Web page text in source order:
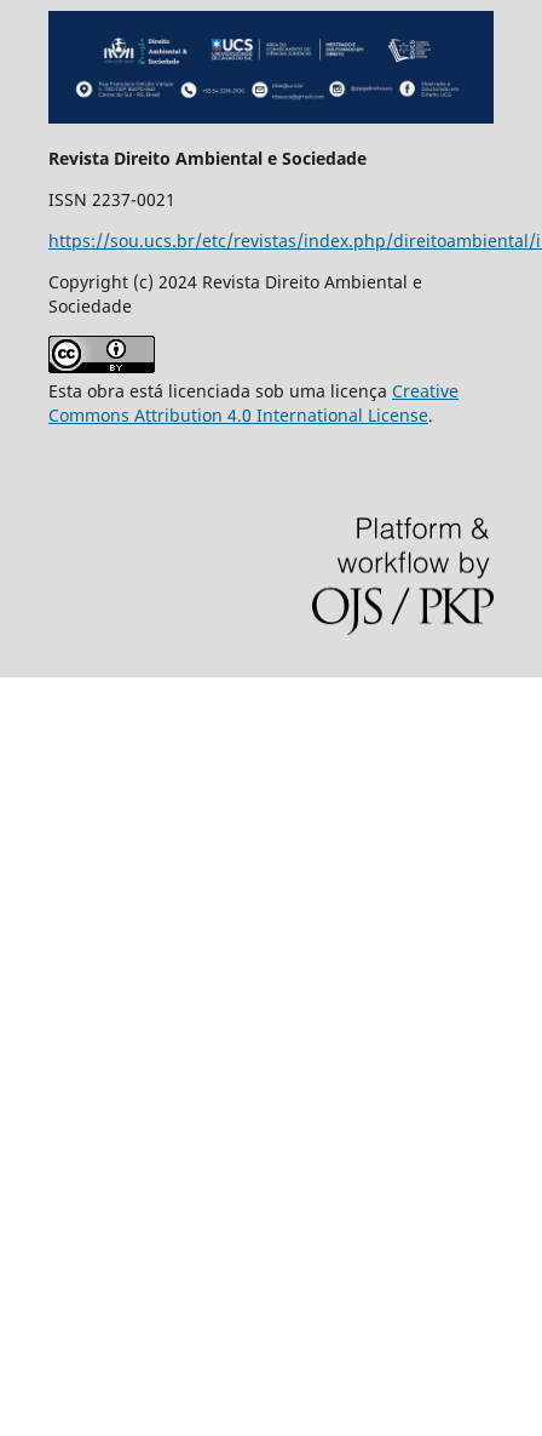
Revista Direito Ambiental e Sociedade
ISSN 2237-0021
https://sou.ucs.br/etc/revistas/index.php/direitoambiental/
Copyright (c) 2024 Revista Direito Ambiental e
Sociedade
Esta obra está licenciada sob uma licença Creative
Commons Attribution 4.0 International License.